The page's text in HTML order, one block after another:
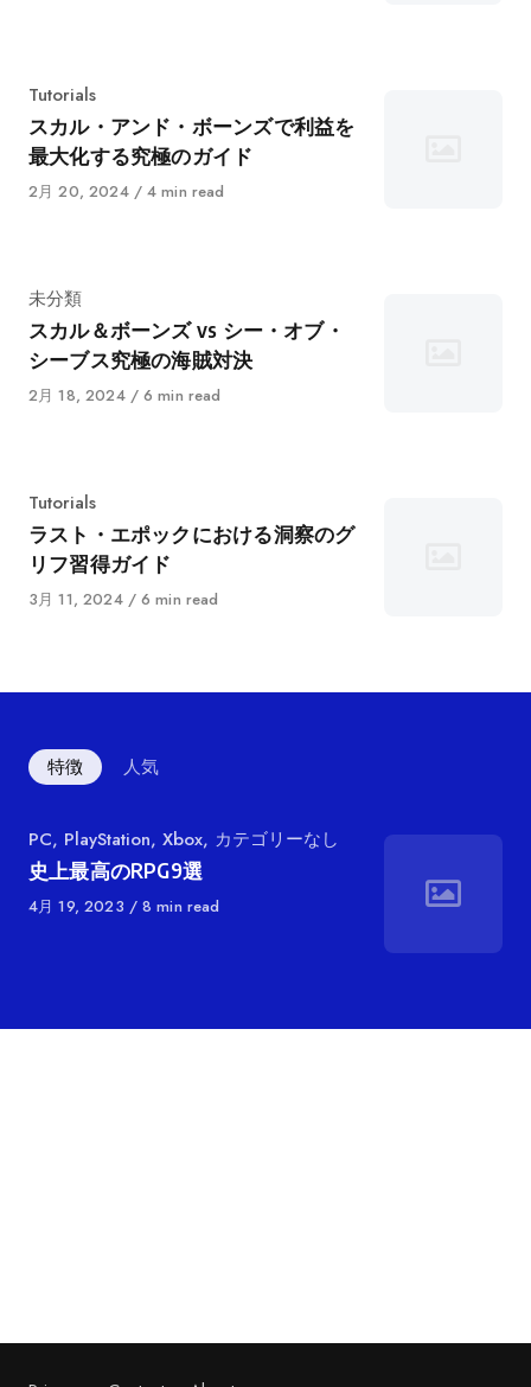
カ
テ
ゴ
リ
Tutorials
スカル・アンド・ボーンズで利益を
最大化する究極のガイド
に
2月 20, 2024 4 min read
カ
テ
ゴ
リ
未分類
スカル＆ボーンズ vs シー・オブ・
シーブス究極の海賊対決
に
2月 18, 2024 6 min read
カ
テ
ゴ
リ
Tutorials
ラスト・エポックにおける洞察のグ
リフ習得ガイド
に
3月 11, 2024 6 min read
特徴 人気
カ
テ
ゴ
PC, PlayStation, Xbox, カテゴリーなし
史上最高のRPG9選
に
4月 19, 2023 8 min read